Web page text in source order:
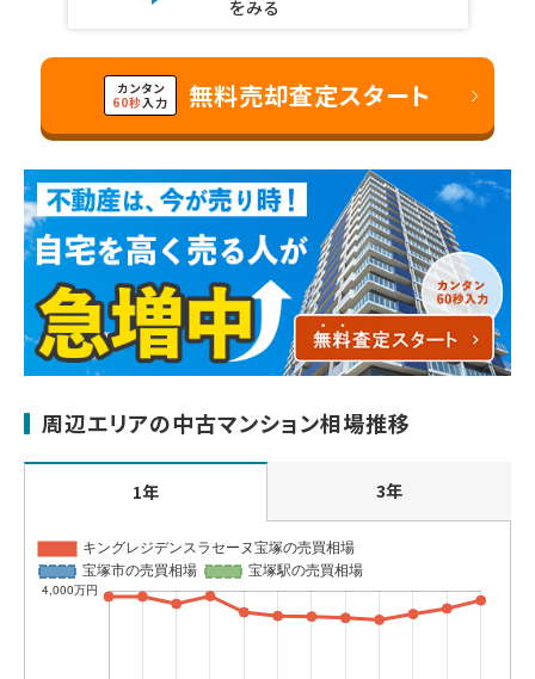
をみる
カンタン
60秒入力 無料売却査定スタート
周辺エリアの中古マンション相場推移
1年 3年